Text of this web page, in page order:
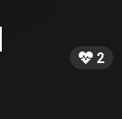
2